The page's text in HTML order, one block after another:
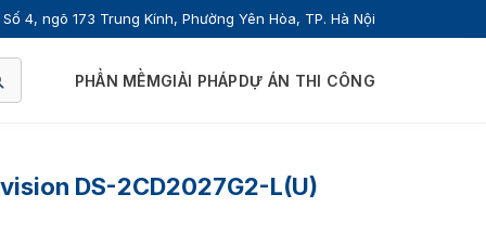
Số 4, ngõ 173 Trung Kính, Phường Yên Hòa, TP. Hà Nội
PHẦN MỀMGIẢI PHÁPDỰ ÁN THI CÔNG
DS-2CD2027G2-L(U)